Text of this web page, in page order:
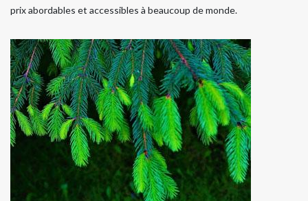
prix abordables et accessibles à beaucoup de monde.